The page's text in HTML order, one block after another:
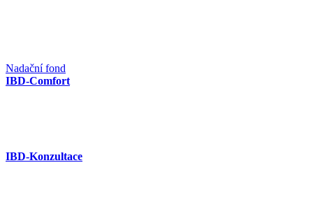
Nadační fond
IBD-Comfort
IBD-Konzultace